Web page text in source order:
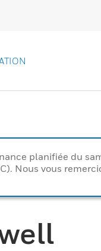
planifiée du
Nous vous